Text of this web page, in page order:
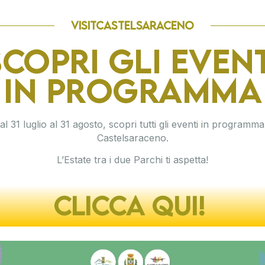
visitCASTELSARACENO
GLI
IN PROGRAMMA
31 luglio al 31 agosto, scopri tutti gli eventi in
Castelsaraceno.
L’Estate tra i due Parchi ti aspetta!
CLICCA QUI!